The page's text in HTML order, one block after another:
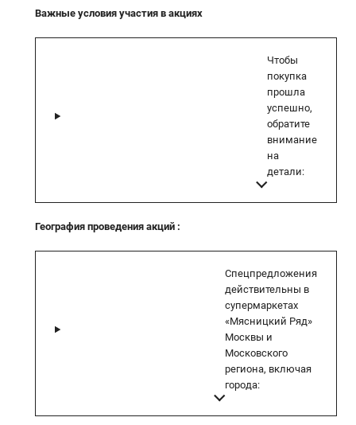
Важные условия участия в акциях
Чтобы
покупка
прошла
успешно,
обратите
внимание
на
детали:
География проведения акций :
Спецпредложения
действительны в
супермаркетах
«Мясницкий Ряд»
Москвы и
Московского
региона, включая
города: